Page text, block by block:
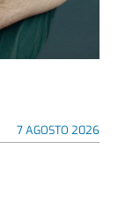
7 AGOSTO 2026